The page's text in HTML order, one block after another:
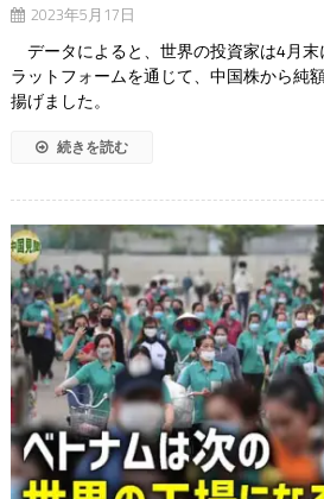
2023年5月17日
データによると、世界の投資家は4月
ラットフォームを通じて、中国株から純
揚げました。
続きを読む